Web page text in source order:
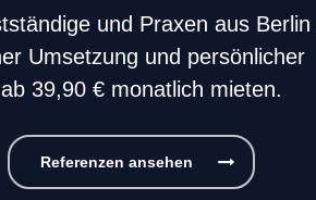
und Praxen aus Berlin
Umsetzung und persönlicher
39,90 € monatlich mieten.
Referenzen ansehen